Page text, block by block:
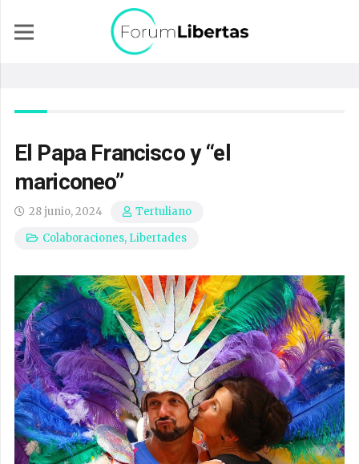
El Papa Francisco y “el
mariconeo”
28 junio, 2024
Tertuliano
Colaboraciones, Libertades